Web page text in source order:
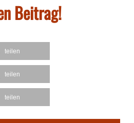
Beitrag!
teilen
teilen
teilen